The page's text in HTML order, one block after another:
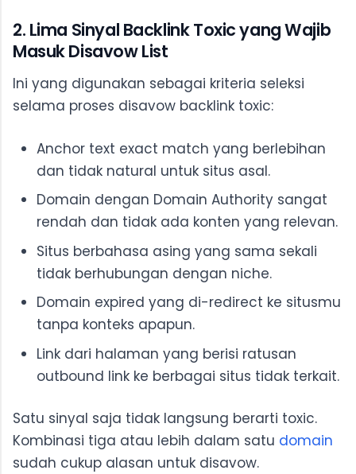
2. Lima Sinyal Backlink Toxic yang Wajib
Masuk Disavow List
Ini yang digunakan sebagai kriteria seleksi
selama proses disavow backlink toxic:
Anchor text exact match yang berlebihan
dan tidak natural untuk situs asal.
Domain dengan Domain Authority sangat
rendah dan tidak ada konten yang relevan.
Situs berbahasa asing yang sama sekali
tidak berhubungan dengan niche.
Domain expired yang di-redirect ke situsmu
tanpa konteks apapun.
Link dari halaman yang berisi ratusan
outbound link ke berbagai situs tidak terkait.
Satu sinyal saja tidak langsung berarti toxic.
Kombinasi tiga atau lebih dalam satu domain
sudah cukup alasan untuk disavow.